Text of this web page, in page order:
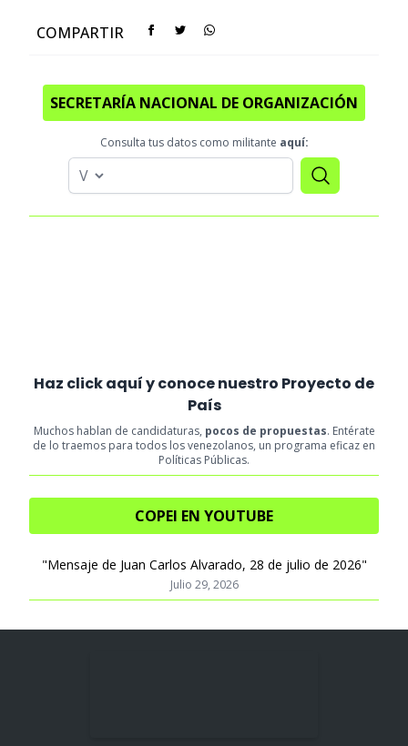
COMPARTIR
SECRETARÍA NACIONAL DE ORGANIZACIÓN
Consulta tus datos como militante aquí:
Haz click aquí y conoce nuestro Proyecto de
País
Muchos hablan de candidaturas, pocos de propuestas. Entérate
de lo traemos para todos los venezolanos, un programa eficaz en
Políticas Públicas.
COPEI EN YOUTUBE
"Mensaje de Juan Carlos Alvarado, 28 de julio de 2026"
Julio 29, 2026